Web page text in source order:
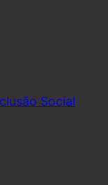
Social